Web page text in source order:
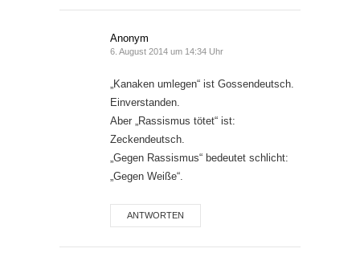
Anonym
6. August 2014 um 14:34 Uhr
„Kanaken umlegen“ ist Gossendeutsch.
Einverstanden.
Aber „Rassismus tötet“ ist:
Zeckendeutsch.
„Gegen Rassismus“ bedeutet schlicht:
„Gegen Weiße“.
ANTWORTEN